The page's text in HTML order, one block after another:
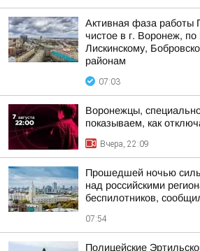
Активная фаза
чистое в г. Воронеж,
Лискинскому,
районам
07:03
Воронежцы,
показываем, как
Вчера, 22:09
Прошедшей ночью
над российскими
беспилотников,
07:54
Полицейские